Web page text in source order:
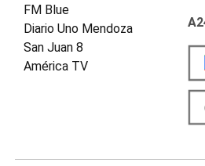
FM Blue
Diario Uno Mendoza
San Juan 8
América TV